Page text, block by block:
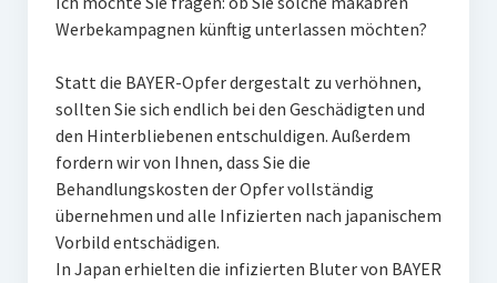
Werbekampagnen künftig unterlassen möchten?
Statt die BAYER-Opfer dergestalt zu verhöhnen,
sollten Sie sich endlich bei den Geschädigten und
den Hinterbliebenen entschuldigen. Außerdem
fordern wir von Ihnen, dass Sie die
Behandlungskosten der Opfer vollständig
übernehmen und alle Infizierten nach japanischem
Vorbild entschädigen.
In Japan erhielten die infizierten Bluter von BAYER